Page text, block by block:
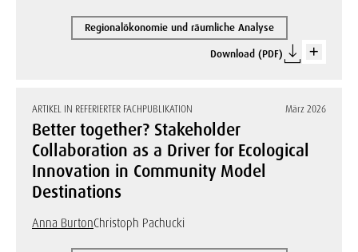
Regionalökonomie und räumliche Analyse
Download (PDF)
ARTIKEL IN REFERIERTER FACHPUBLIKATION März 2026
Better together? Stakeholder
Collaboration as a Driver for Ecological
Innovation in Community Model
Destinations
Anna BurtonChristoph Pachucki